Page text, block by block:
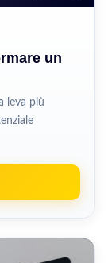
un
leva più